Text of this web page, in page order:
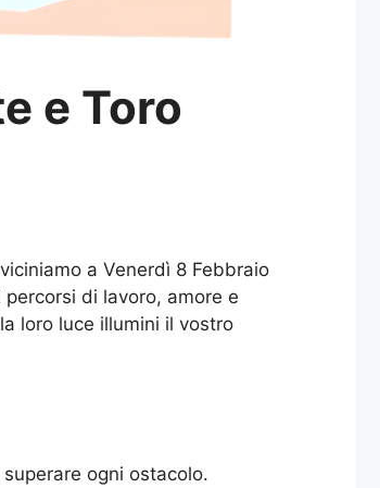
e Toro
a Venerdì 8 Febbraio
di lavoro, amore e
loro luce illumini il vostro
ogni ostacolo.